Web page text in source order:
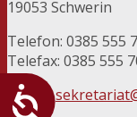
19053 Schwerin
Telefon: 0385 555
Telefax: 0385 555
E-Mail: